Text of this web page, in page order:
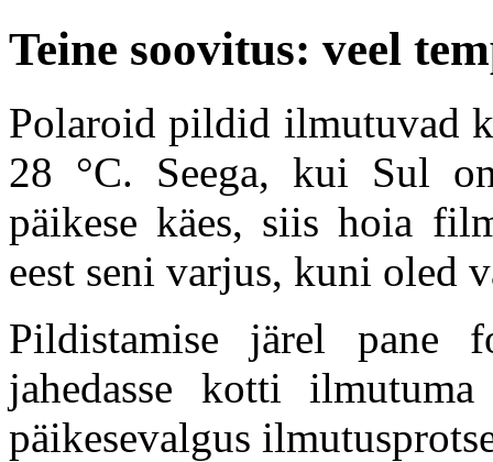
Teine soovitus: veel
Polaroid pildid ilmutuvad
28 °C. Seega, kui Sul
päikese käes, siis hoia
eest seni varjus, kuni oled
Pildistamise järel pane
jahedasse kotti
päikesevalgus